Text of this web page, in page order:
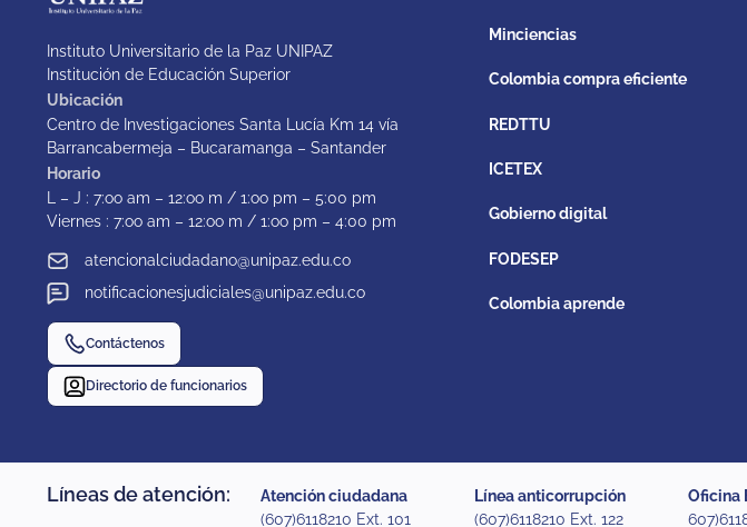
Instituto Universitario de la Paz UNIPAZ
Institución de Educación Superior
Ubicación
Centro de Investigaciones Santa Lucía Km 14 vía
Barrancabermeja – Bucaramanga – Santander
Horario
L – J : 7:oo am – 12:oo m / 1:oo pm – 5:00 pm
Viernes : 7:oo am – 12:oo m / 1:oo pm – 4:00 pm
atencionalciudadano@unipaz.edu.co
notificacionesjudiciales@unipaz.edu.co
Contáctenos
Directorio de funcionarios
Minciencias
Colombia compra eficiente
REDTTU
ICETEX
Gobierno digital
FODESEP
Colombia aprende
Líneas de atención:
Atención ciudadana
(607)6118210 Ext. 101
Línea anticorrupción
(607)6118210 Ext. 122
Oficina